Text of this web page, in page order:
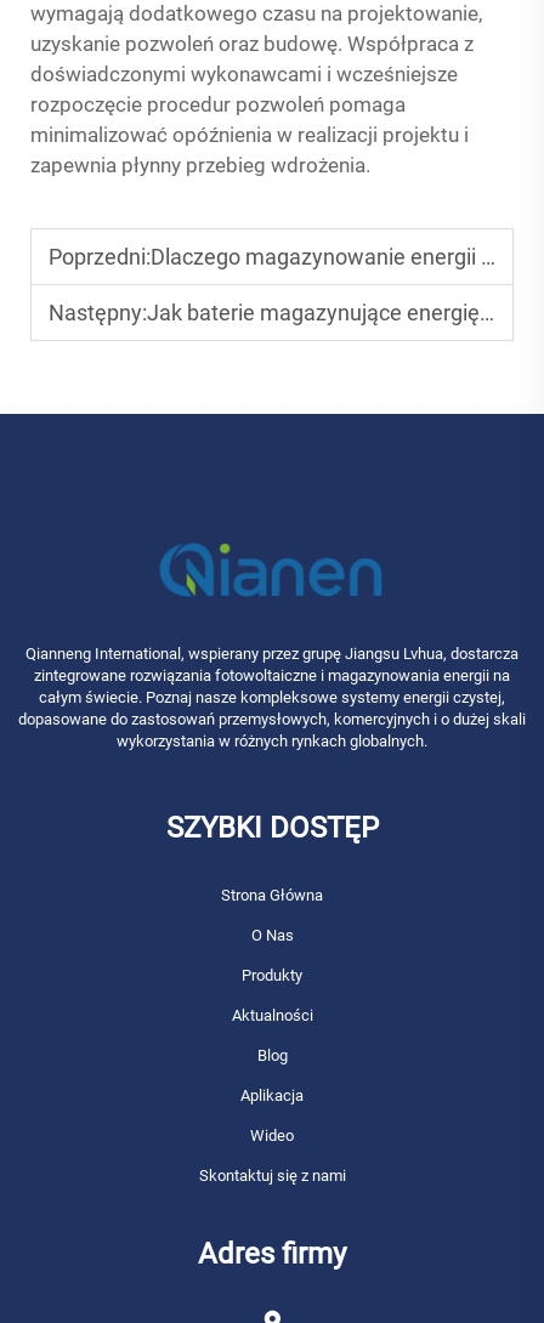
wymagają dodatkowego czasu na projektowanie,
uzyskanie pozwoleń oraz budowę. Współpraca z
doświadczonymi wykonawcami i wcześniejsze
rozpoczęcie procedur pozwoleń pomaga
minimalizować opóźnienia w realizacji projektu i
zapewnia płynny przebieg wdrożenia.
Poprzedni:Dlaczego magazynowanie energii w sektorze przemysłowym i komercyjnym jest dzisiaj niezbędne?
Następny:Jak baterie magazynujące energię zapewniają ciągłe zasilanie?
Qianneng International, wspierany przez grupę Jiangsu Lvhua, dostarcza
zintegrowane rozwiązania fotowoltaiczne i magazynowania energii na
całym świecie. Poznaj nasze kompleksowe systemy energii czystej,
dopasowane do zastosowań przemysłowych, komercyjnych i o dużej skali
wykorzystania w różnych rynkach globalnych.
SZYBKI DOSTĘP
Strona Główna
O Nas
Produkty
Aktualności
Blog
Aplikacja
Wideo
Skontaktuj się z nami
Adres firmy